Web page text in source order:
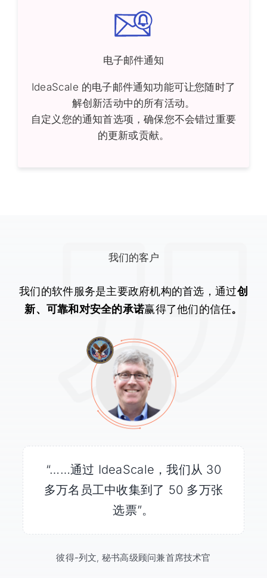
电子邮件通知
IdeaScale 的电子邮件通知功能可让您随时了
解创新活动中的所有活动。
自定义您的通知首选项，确保您不会错过重要
的更新或贡献。
我们的客户
我们的软件服务是主要政府机构的首选，通过创
新、可靠和对安全的承诺赢得了他们的信任。
“……通过 IdeaScale，我们从 30
多万名员工中收集到了 50 多万张
选票”。
彼得-列文 秘书高级顾问兼首席技术官
“数百万人收看了好奇号着陆，
IdeaScale 为他们提供了参与未来
火星探索的途径”。
洛基-林德 传播与整合经理
“IdeaScale 可以轻松处理来自
WhiteHouse.gov 网站的大量流
量”。
莉娜-特鲁多 创新办公室副专员